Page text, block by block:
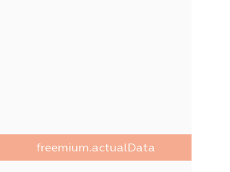
freemium.actualData